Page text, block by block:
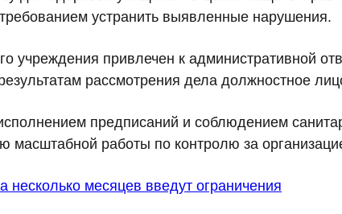
устранить выявленные нарушения.
учреждения привлечен к административной
рассмотрения дела должностное
предписаний и соблюдением
масштабной работы по контролю за
несколько месяцев введут ограничения